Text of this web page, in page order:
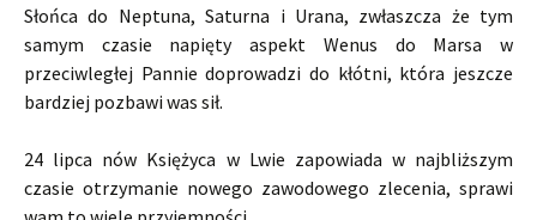
Słońca do Neptuna, Saturna i Urana, zwłaszcza że tym
samym czasie napięty aspekt Wenus do Marsa w
przeciwległej Pannie doprowadzi do kłótni, która jeszcze
bardziej pozbawi was sił.
24 lipca nów Księżyca w Lwie zapowiada w najbliższym
czasie otrzymanie nowego zawodowego zlecenia, sprawi